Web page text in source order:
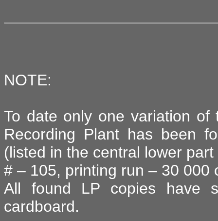
NOTE:
To date only one variation of
Recording Plant has been
(listed in the central lower
# – 105, printing run – 30 000
All found LP copies have
cardboard.